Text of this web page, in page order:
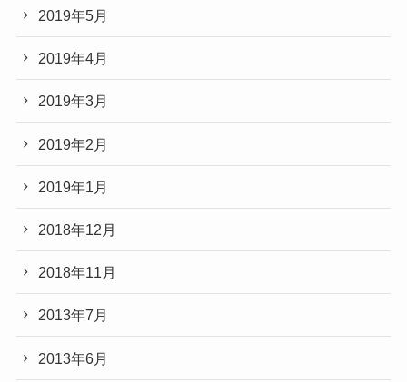
2019年5月
2019年4月
2019年3月
2019年2月
2019年1月
2018年12月
2018年11月
2013年7月
2013年6月